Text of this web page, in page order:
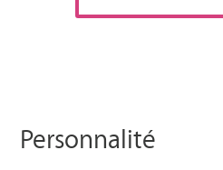
Personnalité